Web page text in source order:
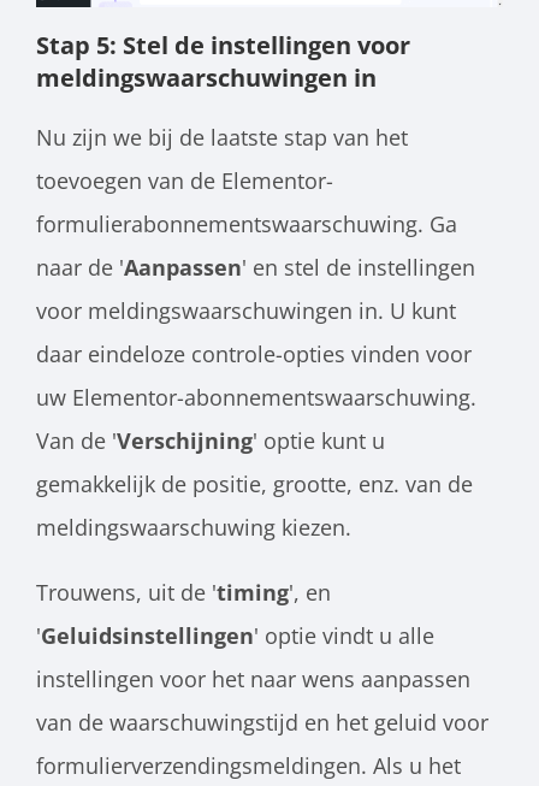
Stap 5: Stel de instellingen voor
meldingswaarschuwingen in
Nu zijn we bij de laatste stap van het
toevoegen van de Elementor-
formulierabonnementswaarschuwing. Ga
naar de 'Aanpassen' en stel de instellingen
voor meldingswaarschuwingen in. U kunt
daar eindeloze controle-opties vinden voor
uw Elementor-abonnementswaarschuwing.
Van de 'Verschijning' optie kunt u
gemakkelijk de positie, grootte, enz. van de
meldingswaarschuwing kiezen.
Trouwens, uit de 'timing', en
'Geluidsinstellingen' optie vindt u alle
instellingen voor het naar wens aanpassen
van de waarschuwingstijd en het geluid voor
formulierverzendingsmeldingen. Als u het